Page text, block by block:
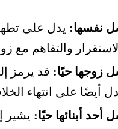
نفسها: يدل على
والتفاهم مع
زوجها حيًا: قد يرمز
أيضًا على انتهاء
أحد أبنائها حيًا: يشير